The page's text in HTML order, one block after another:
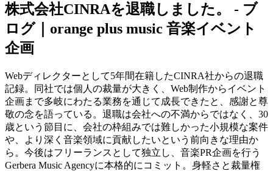
株式会社CINRAを退職しました。 - ブ
ログ｜orange plus music 音楽イベント
企画
Webディレクターとして5年間在籍したCINRA社からの退職
記録。同社では個人の裁量が大きく、Web制作からイベント
企画まで多岐にわたる業務を通じて成長できたと、感謝と尊
敬の念を語っている。退職は会社への不満からではなく、30
歳という節目に、会社の枠組みでは難しかった小規模な案件
や、より深く音楽領域に貢献したいという前向きな理由か
ら。今後はフリーランスとして独立し、音楽PR企画を行う
Gerbera Music Agencyに本格的にコミット。身軽さと裁量権